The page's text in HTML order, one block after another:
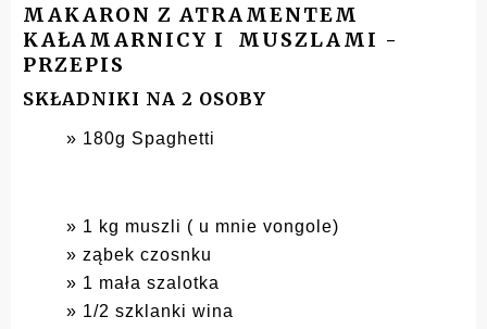
MAKARON Z ATRAMENTEM
KAŁAMARNICY I MUSZLAMI -
PRZEPIS
SKŁADNIKI NA 2 OSOBY
180g Spaghetti
1 kg muszli ( u mnie vongole)
ząbek czosnku
1 mała szalotka
1/2 szklanki wina